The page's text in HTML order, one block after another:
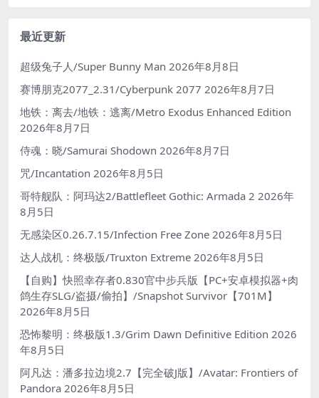
最近更新
超级兔子人/Super Bunny Man 2026年8月8日
赛博朋克2077_2.31/Cyberpunk 2077 2026年8月7日
地铁：离去/地铁：逃离/Metro Exodus Enhanced Edition
2026年8月7日
侍魂：晓/Samurai Shodown 2026年8月7日
咒/Incantation 2026年8月5日
哥特舰队：阿玛达2/Battlefleet Gothic: Armada 2 2026年
8月5日
无感染区0.26.7.15/Infection Free Zone 2026年8月5日
达人战机：终极版/Truxton Extreme 2026年8月5日
【自购】快照幸存者0.830官中步兵版【PC+安卓模拟器+肉
鸽生存SLG/盗摄/偷拍】/Snapshot Survivor【701M】
2026年8月5日
恐怖黎明：终极版1.3/Grim Dawn Definitive Edition 2026
年8月5日
阿凡达：潘多拉边境2.7【完全破J版】/Avatar: Frontiers of
Pandora 2026年8月5日